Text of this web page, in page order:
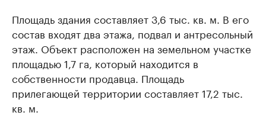
Площадь здания составляет 3,6 тыс. кв. м. В его
состав входят два этажа, подвал и антресольный
этаж. Объект расположен на земельном участке
площадью 1,7 га, который находится в
собственности продавца. Площадь
прилегающей территории составляет 17,2 тыс.
кв. м.